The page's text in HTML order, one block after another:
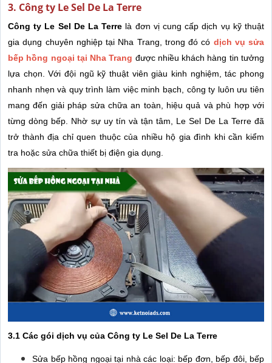
3. Công ty Le Sel De La Terre
Công ty Le Sel De La Terre là đơn vị cung cấp dịch vụ kỹ thuật
gia dụng chuyên nghiệp tại Nha Trang, trong đó có dịch vụ sửa
bếp hồng ngoại tại Nha Trang được nhiều khách hàng tin tưởng
lựa chọn. Với đội ngũ kỹ thuật viên giàu kinh nghiệm, tác phong
nhanh nhẹn và quy trình làm việc minh bạch, công ty luôn ưu tiên
mang đến giải pháp sửa chữa an toàn, hiệu quả và phù hợp với
từng dòng bếp. Nhờ sự uy tín và tận tâm, Le Sel De La Terre đã
trở thành địa chỉ quen thuộc của nhiều hộ gia đình khi cần kiểm
tra hoặc sửa chữa thiết bị điện gia dụng.
3.1 Các gói dịch vụ của Công ty Le Sel De La Terre
Sửa bếp hồng ngoại tại nhà các loại: bếp đơn, bếp đôi, bếp